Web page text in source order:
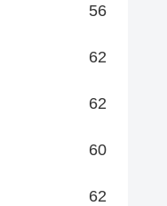
56
62
62
60
62